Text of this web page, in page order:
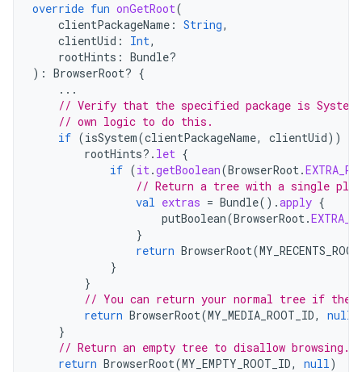
override fun onGetRoot(
clientPackageName : String,
clientUid : Int,
rootHints : Bundle?
): BrowserRoot? {
...
// Verify that the specified package is
// own logic to do this.
if (isSystem(clientPackageName, clientUid))
rootHints?. let {
if (it.getBoolean(BrowserRoot.
// Return a tree with a single
val extras = Bundle().apply {
putBoolean(BrowserRoot.
}
return BrowserRoot(
}
}
// You can return your normal tree if the
return BrowserRoot(MY_MEDIA_ROOT_ID, null
}
// Return an empty tree to disallow browsing.
return BrowserRoot(MY_EMPTY_ROOT_ID, null)